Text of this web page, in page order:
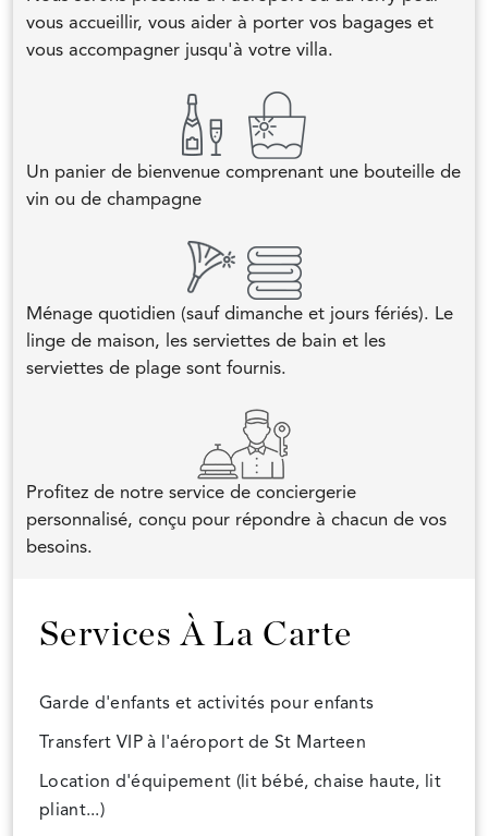
vous accueillir, vous aider à porter vos bagages et
vous accompagner jusqu'à votre villa.
Un panier de bienvenue comprenant une bouteille de
vin ou de champagne
Ménage quotidien (sauf dimanche et jours fériés). Le
linge de maison, les serviettes de bain et les
serviettes de plage sont fournis.
Profitez de notre service de conciergerie
personnalisé, conçu pour répondre à chacun de vos
besoins.
Services À La Carte
Garde d'enfants et activités pour enfants
Transfert VIP à l'aéroport de St Marteen
Location d'équipement (lit bébé, chaise haute, lit
pliant...)